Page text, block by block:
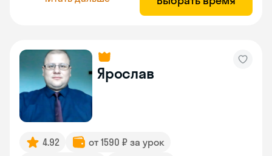
Ярослав
4.92
от 1590 ₽ за урок